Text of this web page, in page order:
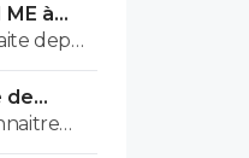
à
depuis
😂 ohhh
de
de
!! tu